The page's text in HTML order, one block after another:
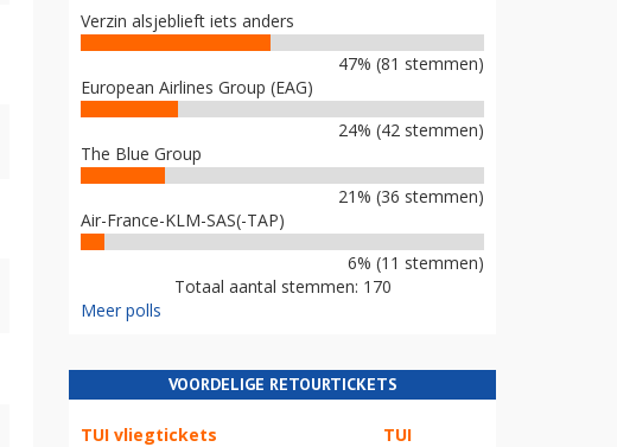
Verzin alsjeblieft iets anders
47% (81 stemmen)
European Airlines Group (EAG)
24% (42 stemmen)
The Blue Group
21% (36 stemmen)
Air-France-KLM-SAS(-TAP)
6% (11 stemmen)
Totaal aantal stemmen: 170
Meer polls
VOORDELIGE RETOURTICKETS
TUI vliegtickets TUI